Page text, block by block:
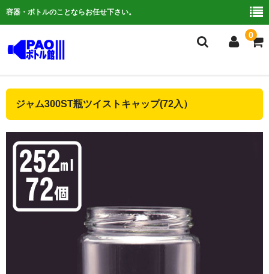
容器・ボトルのことならお任せ下さい。
0
ご利用ガイド
よくある質問
容器について
お問い合わせ
ジャム300ST瓶ツイストキャップ(72入）